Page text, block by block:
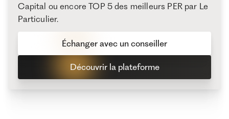
Capital ou encore TOP 5 des meilleurs PER par Le
Particulier.
Découvrir la plateforme
Échanger avec un conseiller